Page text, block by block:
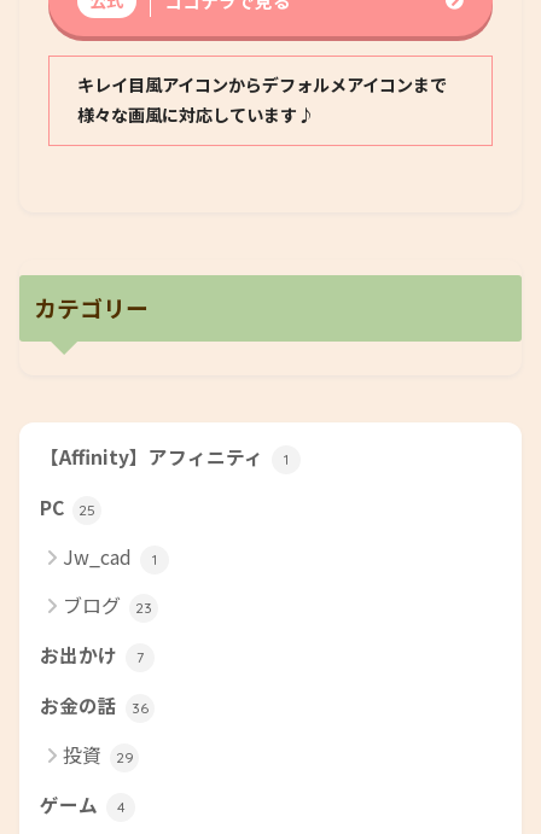
キレイ目風アイコンからデフォルメアイコンまで
様々な画風に対応しています♪
カテゴリー
【Affinity】アフィニティ 1
PC 25
Jw_cad 1
ブログ 23
お出かけ 7
お金の話 36
投資 29
ゲーム 4